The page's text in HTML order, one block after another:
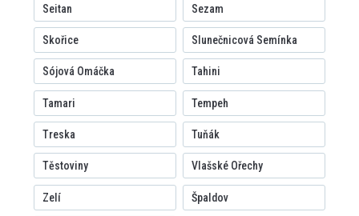
Seitan Sezam
Skořice Slunečnicová Semínka
Sójová Omáčka Tahini
Tamari Tempeh
Treska Tuňák
Těstoviny Vlašské Ořechy
Zelí Špaldov